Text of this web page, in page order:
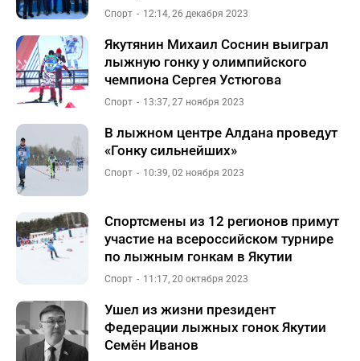
Спорт 12:14, 26 декабря 2023
Якутянин Михаил Соснин выиграл
лыжную гонку у олимпийского
чемпиона Сергея Устюгова
Спорт 13:37, 27 ноября 2023
В лыжном центре Алдана проведут
«Гонку сильнейших»
Спорт 10:39, 02 ноября 2023
Спортсмены из 12 регионов примут
участие на всероссийском турнире
по лыжным гонкам в Якутии
Спорт 11:17, 20 октября 2023
Ушел из жизни президент
Федерации лыжных гонок Якутии
Семён Иванов